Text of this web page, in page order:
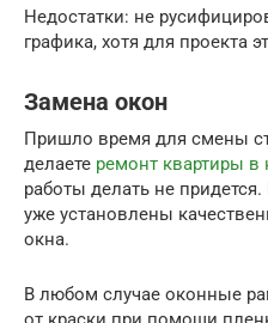
Недостатки: не
графика, хотя для проекта
Замена окон
Пришло время для смены
делаете ремонт квартиры в
работы делать не
уже установлены
окна.
В любом случае оконные